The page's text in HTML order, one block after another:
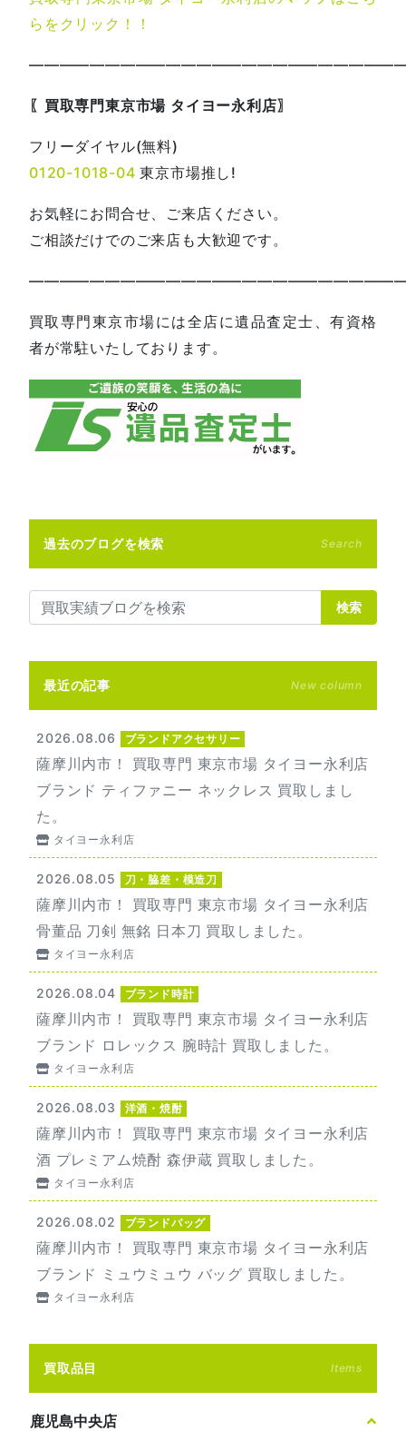
らをクリック！！
〖買取専門東京市場 タイヨー永利店〗
フリーダイヤル(無料)
0120-1018-04 東京市場推し!
お気軽にお問合せ、ご来店ください。
ご相談だけでのご来店も大歓迎です。
買取専門東京市場には全店に遺品査定士、有資格
者が常駐いたしております。
過去のブログを検索 Search
検索
最近の記事 New column
2026.08.06 ブランドアクセサリー
薩摩川内市！ 買取専門 東京市場 タイヨー永利店
ブランド ティファニー ネックレス 買取しまし
た。
タイヨー永利店
2026.08.05 刀・脇差・模造刀
薩摩川内市！ 買取専門 東京市場 タイヨー永利店
骨董品 刀剣 無銘 日本刀 買取しました。
タイヨー永利店
2026.08.04 ブランド時計
薩摩川内市！ 買取専門 東京市場 タイヨー永利店
ブランド ロレックス 腕時計 買取しました。
タイヨー永利店
2026.08.03 洋酒・焼酎
薩摩川内市！ 買取専門 東京市場 タイヨー永利店
酒 プレミアム焼酎 森伊蔵 買取しました。
タイヨー永利店
2026.08.02 ブランドバッグ
薩摩川内市！ 買取専門 東京市場 タイヨー永利店
ブランド ミュウミュウ バッグ 買取しました。
タイヨー永利店
買取品目 Items
鹿児島中央店